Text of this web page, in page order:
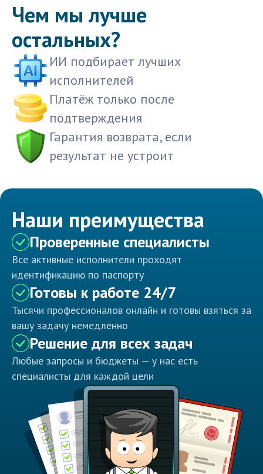
Чем мы лучше
остальных?
ИИ подбирает лучших
исполнителей
Платёж только после
подтверждения
Гарантия возврата, если
результат не устроит
Наши преимущества
Проверенные специалисты
Все активные исполнители проходят
идентификацию по паспорту
Готовы к работе 24/7
Тысячи профессионалов онлайн и готовы взяться за
вашу задачу немедленно
Решение для всех задач
Любые запросы и бюджеты — у нас есть
специалисты для каждой цели